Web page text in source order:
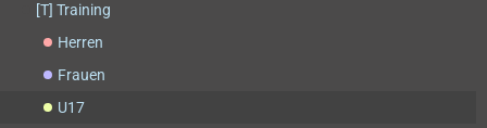
[T] Training
Herren
Frauen
U17